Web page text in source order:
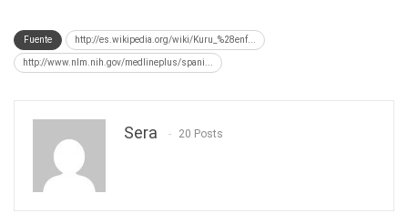
Fuente http://es.wikipedia.org/wiki/Kuru_%28enf...
http://www.nlm.nih.gov/medlineplus/spani...
Sera 20 Posts